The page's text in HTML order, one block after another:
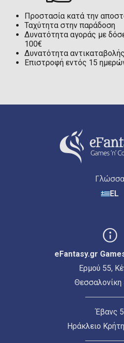
Προστασία κατά την
Ταχύτητα στην παράδοση
Δυνατότητα αγοράς με
100€
Δυνατότητα
Επιστροφή εντός 15
Γλώσσα
EL
eFantasy.gr
Ερμού 55,
Θεσσαλονίκη
Έβανς 5
Ηράκλειο